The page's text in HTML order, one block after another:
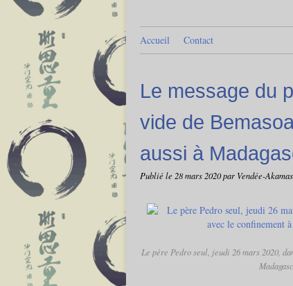
Accueil Contact
Le message du
vide de
aussi à
Publié le 28 mars 2020par Vendée-
Le père Pedro seul, jeudi 26 mars 2020,